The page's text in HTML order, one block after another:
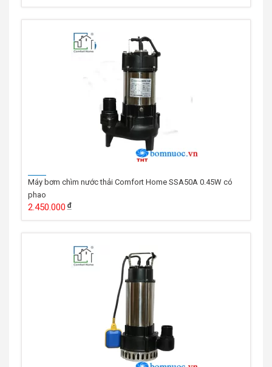
Máy bơm chìm nước thải Comfort Home SSA50A 0.45W có
phao
2.450.000